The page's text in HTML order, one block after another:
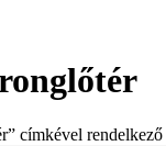
címkével rendelkező